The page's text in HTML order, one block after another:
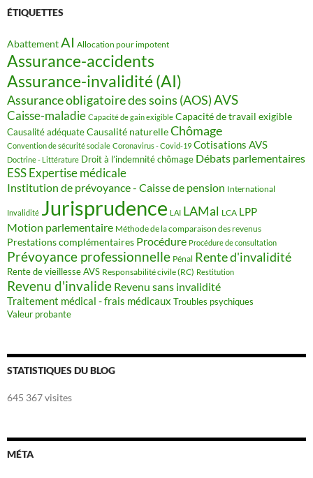
ÉTIQUETTES
AbattementAI Allocation pour impotent
Assurance-accidents
Assurance-invalidité (AI)
Assurance obligatoire des soins (AOS)AVS
Caisse-maladie Capacité de gain exigible Capacité de travail exigible
Causalité adéquate Causalité naturelleChômage
Convention de sécurité sociale Coronavirus - Covid-19 Cotisations AVS
Doctrine - Littérature Droit à l’indemnité chômage Débats parlementaires
ESSExpertise médicale
Institution de prévoyance - Caisse de pension International
Invalidité Jurisprudence LAI LAMal LCA LPP
Motion parlementaire Méthode de la comparaison des revenus
Prestations complémentaires Procédure Procédure de consultation
Prévoyance professionnelle Pénal Rente d'invalidité
Rente de vieillesse AVS Responsabilité civile (RC) Restitution
Revenu d'invalide Revenu sans invalidité
Traitement médical - frais médicaux Troubles psychiques
Valeur probante
STATISTIQUES DU BLOG
645 367 visites
MÉTA